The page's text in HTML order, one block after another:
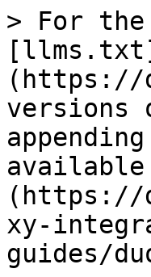
> For the
(https://
versions
available
(https://
xy-
guides/